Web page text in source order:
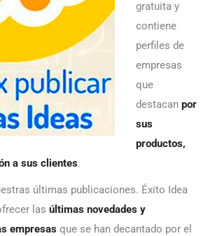
gratuita y
contiene
perfiles de
empresas
que
destacan por
sus
productos,
a sus clientes.
últimas publicaciones. Éxito Idea
las últimas novedades y
empresas que se han decantado por el